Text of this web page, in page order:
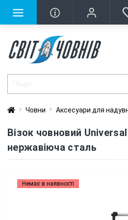
Човни Аксесуари для
Візок човновий
нержавіюча сталь
Немає в наявності